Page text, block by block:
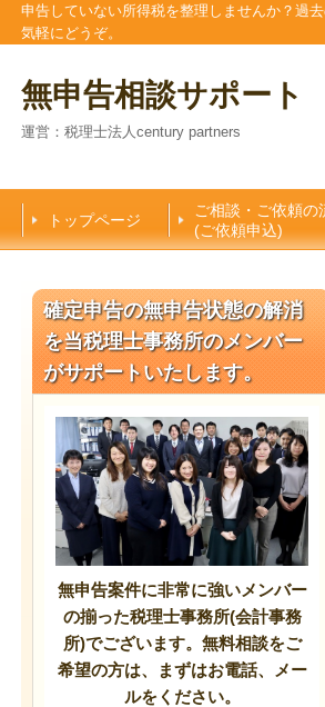
申告していない所得税を整理しませんか？過
気軽にどうぞ。
無申告相談サポート
運営：税理士法人century partners
トップページ
ご相談・ご依頼の
(ご依頼申込)
確定申告の無申告状態の解消
を当税理士事務所のメンバー
がサポートいたします。
無申告案件に非常に強いメンバー
の揃った税理士事務所(会計事務
所)でございます。無料相談をご
希望の方は、まずはお電話、メー
ルをください。